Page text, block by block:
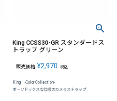
King CCSS30-GR スタンダードス
トラップ グリーン
販売価格 ¥2,970 税込
King -Color Collection-
オーソドックスな仕様のカメラストラップ